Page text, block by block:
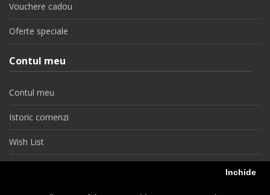
Inchide
Vouchere cadou
Oferte speciale
Contul meu
Contul meu
Istoric comenzi
Wish List